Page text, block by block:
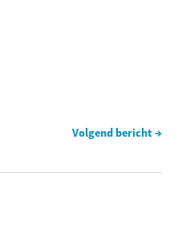
Volgend bericht →